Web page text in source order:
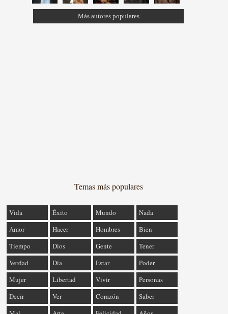
Más autores populares
Temas más populares
Vida Éxito Mundo
Nada
Amor
Hacer Hombres
Bien
Tiempo
Dios Gente
Tener
Verdad
Día Estar
Poder
Mujer
Libertad Vivir
Personas
Decir
Ver Corazón
Saber